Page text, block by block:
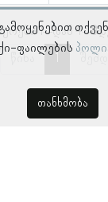
1–დან
წინა
ფაილების
თანხმობა